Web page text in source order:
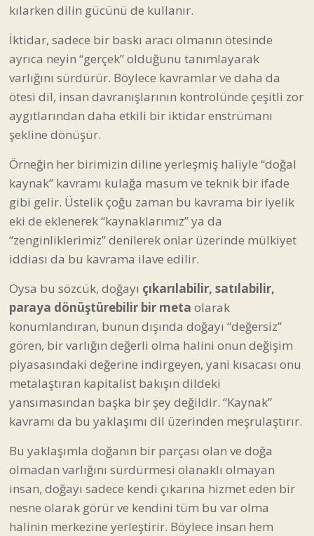
kılarken dilin gücünü de kullanır.
İktidar, sadece bir baskı aracı olmanın ötesinde
ayrıca neyin “gerçek” olduğunu tanımlayarak
varlığını sürdürür. Böylece kavramlar ve daha da
ötesi dil, insan davranışlarının kontrolünde çeşitli zor
aygıtlarından daha etkili bir iktidar enstrümanı
şekline dönüşür.
Örneğin her birimizin diline yerleşmiş haliyle “doğal
kaynak” kavramı kulağa masum ve teknik bir ifade
gibi gelir. Üstelik çoğu zaman bu kavrama bir iyelik
eki de eklenerek “kaynaklarımız” ya da
“zenginliklerimiz” denilerek onlar üzerinde mülkiyet
iddiası da bu kavrama ilave edilir.
Oysa bu sözcük, doğayı çıkarılabilir, satılabilir,
paraya dönüştürebilir bir meta olarak
konumlandıran, bunun dışında doğayı “değersiz”
gören, bir varlığın değerli olma halini onun değişim
piyasasındaki değerine indirgeyen, yani kısacası onu
metalaştıran kapitalist bakışın dildeki
yansımasından başka bir şey değildir. “Kaynak”
kavramı da bu yaklaşımı dil üzerinden meşrulaştırır.
Bu yaklaşımla doğanın bir parçası olan ve doğa
olmadan varlığını sürdürmesi olanaklı olmayan
insan, doğayı sadece kendi çıkarına hizmet eden bir
nesne olarak görür ve kendini tüm bu var olma
halinin merkezine yerleştirir. Böylece insan hem